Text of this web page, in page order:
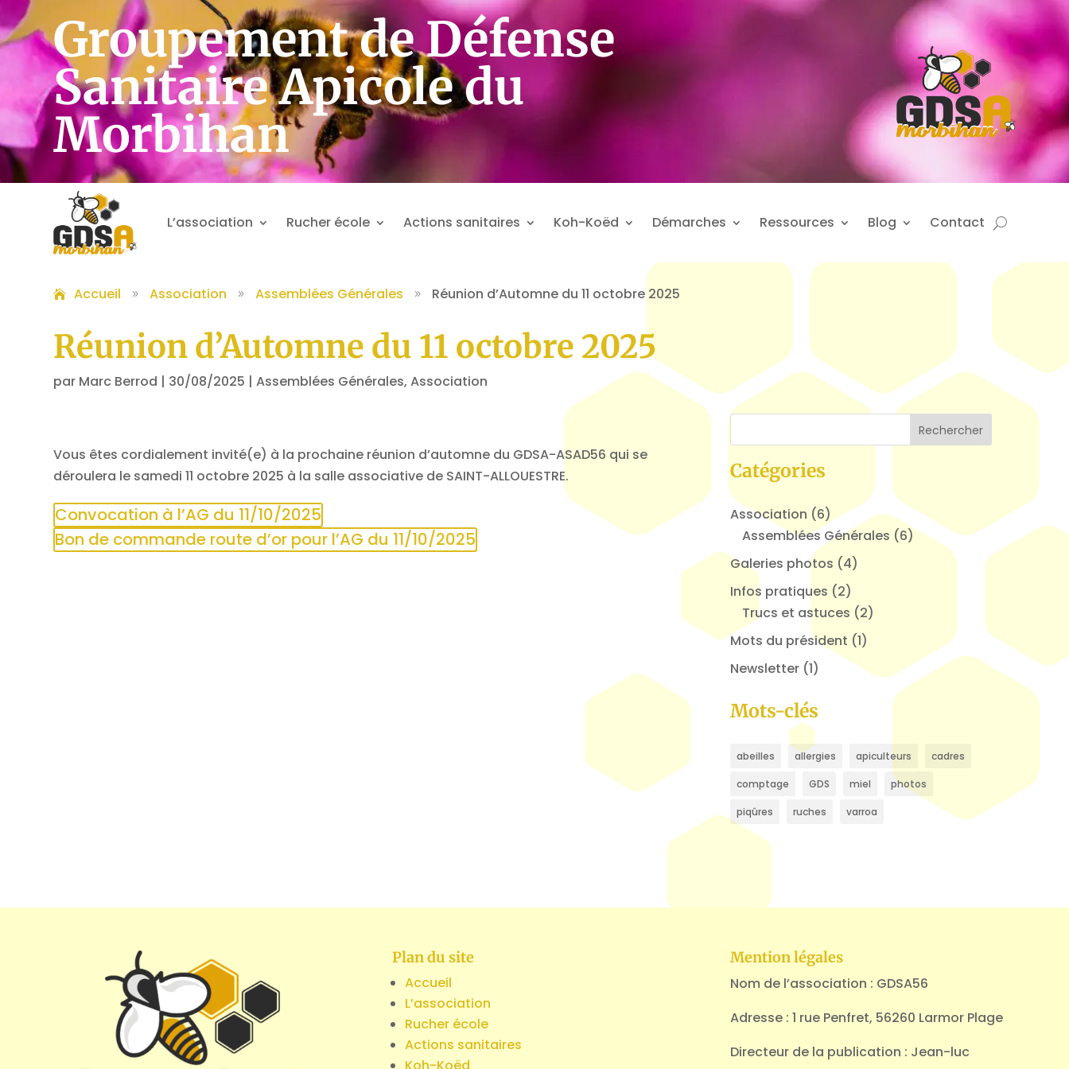
Groupement de Défense
Sanitaire Apicole du
Morbihan
L’association Rucher école Actions sanitaires Koh-Koëd Démarches Ressources Blog Contact
Accueil 9 Association 9 Assemblées Générales 9 Réunion d’Automne du 11 octobre 2025
Réunion d’Automne du 11 octobre 2025
par Marc Berrod | 30/08/2025 |Assemblées Générales,Association
Vous êtes cordialement invité(e) à la prochaine réunion d’automne du GDSA-ASAD56 qui se
déroulera le samedi 11 octobre 2025 à la salle associative de SAINT-ALLOUESTRE.
Convocation à l’AG du 11/10/2025
Bon de commande route d’or pour l’AG du 11/10/2025
Catégories
Association (6)
Assemblées Générales (6)
Galeries photos (4)
Infos pratiques (2)
Trucs et astuces (2)
Mots du président (1)
Newsletter(1)
Mots-clés
abeilles allergies apiculteurs cadres
comptage GDS miel photos
piqûres ruches varroa
Plan du site
Accueil
L’association
Rucher école
Actions sanitaires
Mention légales
Nom de l’association : GDSA56
Adresse : 1 rue Penfret, 56260 Larmor Plage
Directeur de la publication : Jean-luc